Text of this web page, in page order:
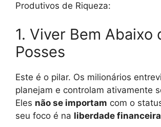
Produtivos de Riqueza:
1. Viver Bem Abaixo
Posses
Este é o pilar. Os milionários
planejam e controlam ativamente
Eles não se importam com o
seu foco é na liberdade financeira